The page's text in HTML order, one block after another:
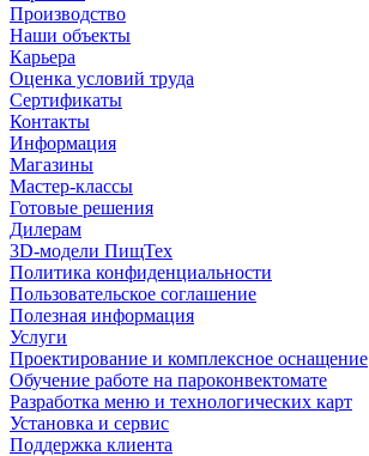
Производство
Наши объекты
Карьера
Оценка условий труда
Сертификаты
Контакты
Информация
Магазины
Мастер-классы
Готовые решения
Дилерам
3D-модели ПищТех
Политика конфиденциальности
Пользовательское соглашение
Полезная информация
Услуги
Проектирование и комплексное оснащение
Обучение работе на пароконвектомате
Разработка меню и технологических карт
Установка и сервис
Поддержка клиента